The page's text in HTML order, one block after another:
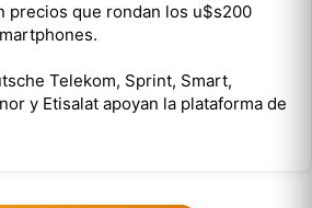
precios que rondan los u$s200
Telekom, Sprint, Smart,
y Etisalat apoyan la plataforma de